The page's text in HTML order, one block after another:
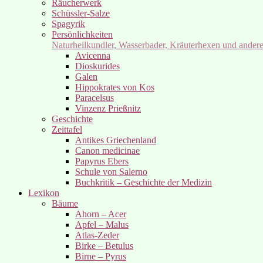
Räucherwerk
Schüssler-Salze
Spagyrik
Persönlichkeiten
Naturheilkundler, Wasserbader, Kräuterhexen und andere
Avicenna
Dioskurides
Galen
Hippokrates von Kos
Paracelsus
Vinzenz Prießnitz
Geschichte
Zeittafel
Antikes Griechenland
Canon medicinae
Papyrus Ebers
Schule von Salerno
Buchkritik – Geschichte der Medizin
Lexikon
Bäume
Ahorn – Acer
Apfel – Malus
Atlas-Zeder
Birke – Betulus
Birne – Pyrus